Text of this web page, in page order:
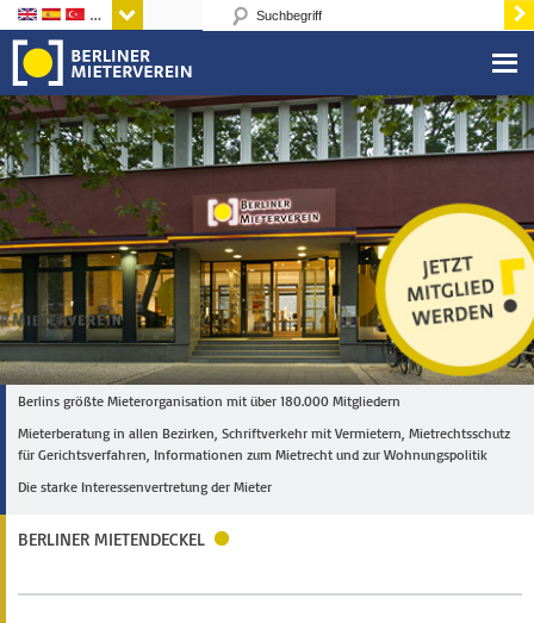
Sprachen
Berlins größte Mieterorganisation mit über 180.000 Mitgliedern
Mieterberatung in allen Bezirken, Schriftverkehr mit Vermietern, Mietrechtsschutz
für Gerichtsverfahren, Informationen zum Mietrecht und zur Wohnungspolitik
Die starke Interessenvertretung der Mieter
BERLINER MIETENDECKEL